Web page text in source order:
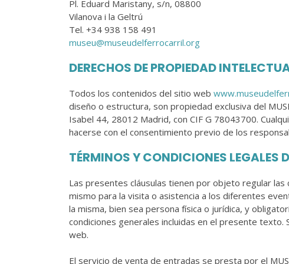
Pl. Eduard Maristany, s/n, 08800
Vilanova i la Geltrú
Tel. +34 938 158 491
museu@museudelferrocarril.org
DERECHOS DE PROPIEDAD
Todos los contenidos del sitio web
diseño o estructura, son propiedad exclusiva del
Isabel 44, 28012 Madrid, con CIF G 78043700.
hacerse con el consentimiento previo de los
TÉRMINOS Y CONDICIONES LEGALES
Las presentes cláusulas tienen por objeto regular
mismo para la visita o asistencia a los diferentes
la misma, bien sea persona física o jurídica, y
condiciones generales incluidas en el presente texto.
web.
El servicio de venta de entradas se presta por el